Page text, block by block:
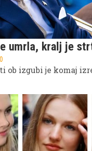
umrla, kralj je
ob izgubi je komaj